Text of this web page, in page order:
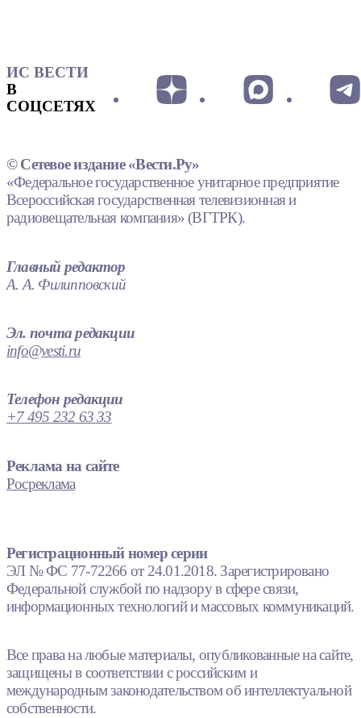
ИС ВЕСТИ
В
СОЦСЕТЯХ
© Сетевое издание «Вести.Ру»
«Федеральное государственное унитарное предприятие
Всероссийская государственная телевизионная и
радиовещательная компания» (ВГТРК).
Главный редактор
А. А. Филипповский
Эл. почта редакции
info@vesti.ru
Телефон редакции
+7 495 232 63 33
Реклама на сайте
Росреклама
Регистрационный номер серии
ЭЛ № ФС 77-72266 от 24.01.2018. Зарегистрировано
Федеральной службой по надзору в сфере связи,
информационных технологий и массовых коммуникаций.
Все права на любые материалы, опубликованные на сайте,
защищены в соответствии с российским и
международным законодательством об интеллектуальной
собственности.